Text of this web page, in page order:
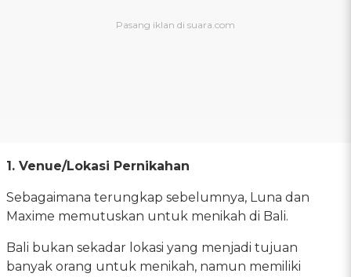
1. Venue/Lokasi Pernikahan
Sebagaimana terungkap sebelumnya, Luna dan
Maxime memutuskan untuk menikah di Bali.
Bali bukan sekadar lokasi yang menjadi tujuan
banyak orang untuk menikah, namun memiliki